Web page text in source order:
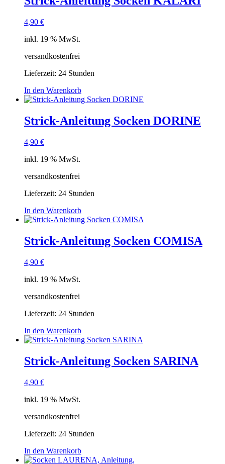
4,90 €
inkl. 19 % MwSt.
versandkostenfrei
Lieferzeit: 24 Stunden
In den Warenkorb
Strick-Anleitung Socken DORINE
4,90 €
inkl. 19 % MwSt.
versandkostenfrei
Lieferzeit: 24 Stunden
In den Warenkorb
Strick-Anleitung Socken COMISA
4,90 €
inkl. 19 % MwSt.
versandkostenfrei
Lieferzeit: 24 Stunden
In den Warenkorb
Strick-Anleitung Socken SARINA
4,90 €
inkl. 19 % MwSt.
versandkostenfrei
Lieferzeit: 24 Stunden
In den Warenkorb